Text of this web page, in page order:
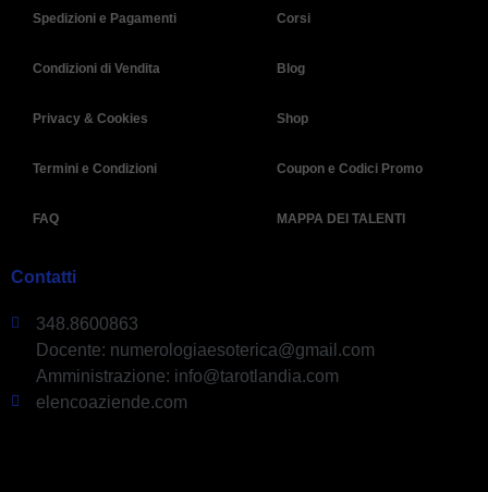
Spedizioni e Pagamenti
Condizioni di Vendita
Privacy & Cookies
Termini e Condizioni
FAQ
Corsi
Blog
Shop
Coupon e Codici Promo
MAPPA DEI TALENTI
Contatti
348.8600863
Docente: numerologiaesoterica@gmail.com
Amministrazione: info@tarotlandia.com
elencoaziende.com